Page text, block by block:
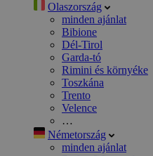
Olaszország
minden ajánlat
Bibione
Dél-Tirol
Garda-tó
Rimini és környéke
Toszkána
Trento
Velence
…
Németország
minden ajánlat